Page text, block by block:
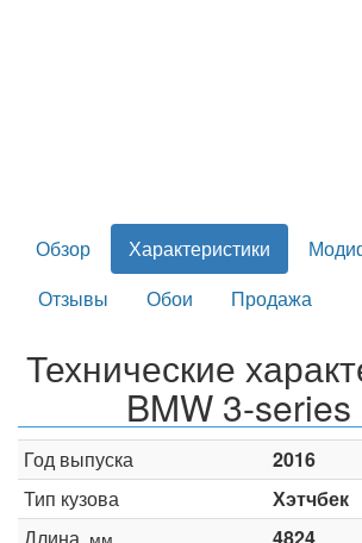
Обзор Характеристики
Отзывы
Обои Продажа
Технические
BMW 3-series
Год выпуска
2016
Тип кузова
Хэтчбек
Длина, мм
4824